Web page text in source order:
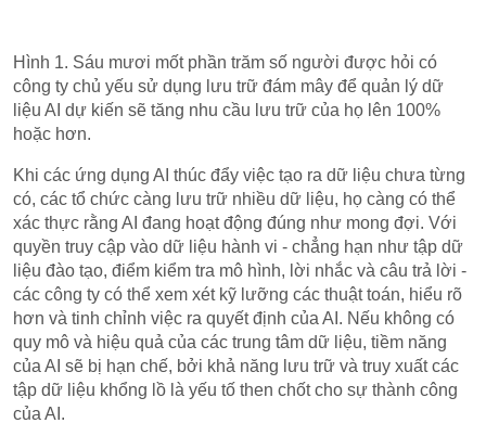
Hình 1. Sáu mươi mốt phần trăm số người được hỏi có
công ty chủ yếu sử dụng lưu trữ đám mây để quản lý dữ
liệu AI dự kiến ​​sẽ tăng nhu cầu lưu trữ của họ lên 100%
hoặc hơn.
Khi các ứng dụng AI thúc đẩy việc tạo ra dữ liệu chưa từng
có, các tổ chức càng lưu trữ nhiều dữ liệu, họ càng có thể
xác thực rằng AI đang hoạt động đúng như mong đợi. Với
quyền truy cập vào dữ liệu hành vi - chẳng hạn như tập dữ
liệu đào tạo, điểm kiểm tra mô hình, lời nhắc và câu trả lời -
các công ty có thể xem xét kỹ lưỡng các thuật toán, hiểu rõ
hơn và tinh chỉnh việc ra quyết định của AI. Nếu không có
quy mô và hiệu quả của các trung tâm dữ liệu, tiềm năng
của AI sẽ bị hạn chế, bởi khả năng lưu trữ và truy xuất các
tập dữ liệu khổng lồ là yếu tố then chốt cho sự thành công
của AI.